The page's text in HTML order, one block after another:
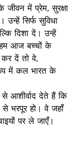
में प्रेम, सुरक्षा
उन्हें सिर्फ सुविधा
दिशा दें। उन्हें
हम आज बच्चों के
कर दें तो वे,
में कल भारत के
आशीर्वाद देते हैं कि
भरपूर हो। वे जहाँ
पर ले जाएँ।